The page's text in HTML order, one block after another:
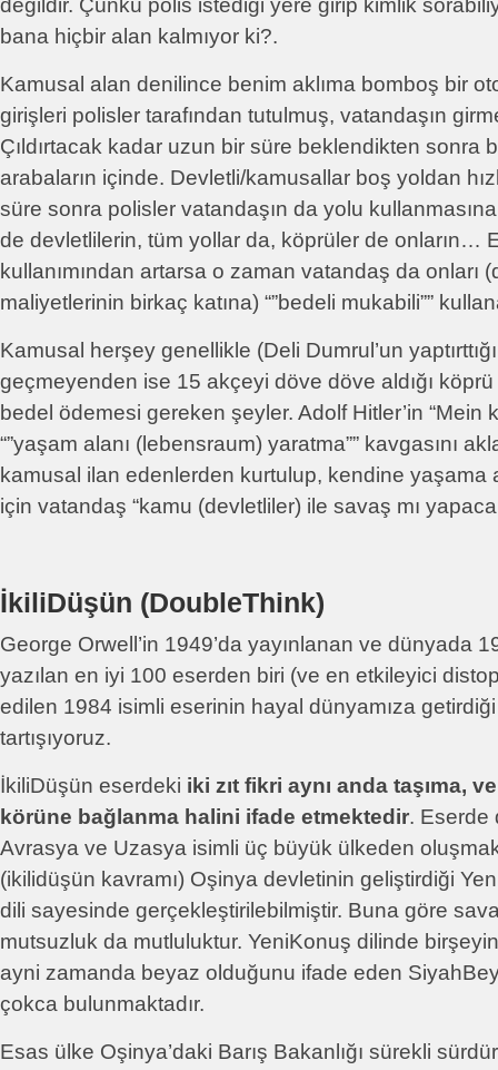
değildir. Çünkü polis istediği yere girip kimlik
bana hiçbir alan kalmıyor ki?.
Kamusal alan denilince benim aklıma bomboş bir
girişleri polisler tarafından tutulmuş, vatandaşın
Çıldırtacak kadar uzun bir süre beklendikten sonra
arabaların içinde. Devletli/kamusallar boş yoldan
süre sonra polisler vatandaşın da yolu
de devletlilerin, tüm yollar da, köprüler de onların…
kullanımından artarsa o zaman vatandaş da onları
maliyetlerinin birkaç katına) “”bedeli mukabili””
Kamusal herşey genellikle (Deli Dumrul’un
geçmeyenden ise 15 akçeyi döve döve aldığı
bedel ödemesi gereken şeyler. Adolf Hitler’in “Mein
“”yaşam alanı (lebensraum) yaratma”” kavgasını
kamusal ilan edenlerden kurtulup, kendine yaşama
için vatandaş “kamu (devletliler) ile savaş mı
İkiliDüşün (DoubleThink)
George Orwell’in 1949’da yayınlanan ve dünyada
yazılan en iyi 100 eserden biri (ve en etkileyici
edilen 1984 isimli eserinin hayal dünyamıza
tartışıyoruz.
İkiliDüşün eserdeki iki zıt fikri aynı anda taşıma,
körüne bağlanma halini ifade etmektedir. Eserde
Avrasya ve Uzasya isimli üç büyük ülkeden
(ikilidüşün kavramı) Oşinya devletinin geliştirdiği
dili sayesinde gerçekleştirilebilmiştir. Buna göre
mutsuzluk da mutluluktur. YeniKonuş dilinde
ayni zamanda beyaz olduğunu ifade eden
çokca bulunmaktadır.
Esas ülke Oşinya’daki Barış Bakanlığı sürekli